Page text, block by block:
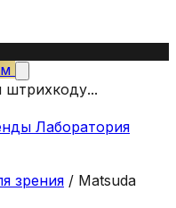
Лаборатория
зрения / Matsuda